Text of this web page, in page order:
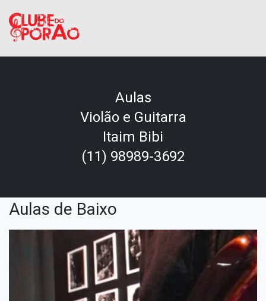
Aulas
Violão e Guitarra
Itaim Bibi
(11) 98989-3692
Aulas de Baixo